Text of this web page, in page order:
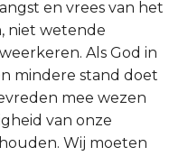
en vrees van het
niet wetende
Als God in
mindere stand doet
mee wezen
van onze
Wij moeten